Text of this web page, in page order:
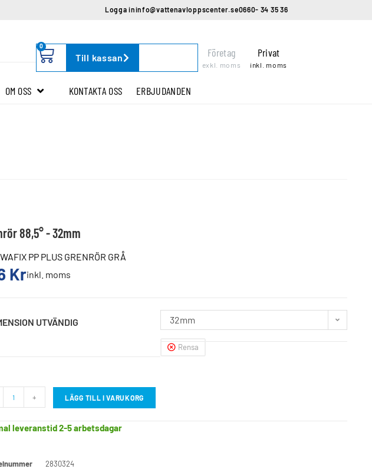
Logga ininfo@vattenavloppscenter.se0660- 34 35 36
0
Till kassan Företag
exkl. moms
Privat
inkl. moms
OM OSS KONTAKTA OSS ERBJUDANDEN
88,5° - 32mm
PP PLUS GRENRÖR GRÅ
Krinkl. moms
UTVÄNDIG 32mm
Rensa
+ LÄGG TILL I VARUKORG
leveranstid 2-5 arbetsdagar
2830324